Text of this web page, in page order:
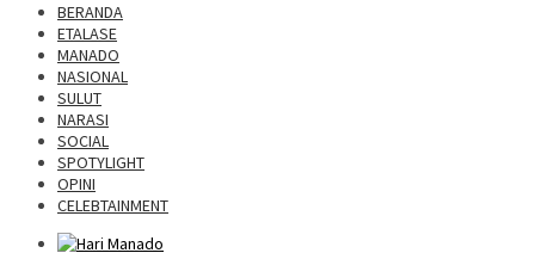
BERANDA
ETALASE
MANADO
NASIONAL
SULUT
NARASI
SOCIAL
SPOTYLIGHT
OPINI
CELEBTAINMENT